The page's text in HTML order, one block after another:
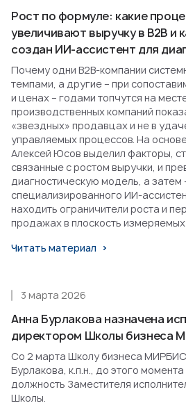
Рост по формуле: какие
увеличивают выручку в B2B и
создан ИИ-ассистент для
Почему одни B2B-компании
темпами, а другие – при
и ценах – годами топчутся на
производственных компаний
«звездных» продавцах и не в
управляемых процессов. На
Алексей Юсов выделил факторы,
связанные с ростом выручки, и
диагностическую модель, а затем
специализированного ИИ-
находить ограничители роста и
продажах в плоскость
Читать материал
Анна Бурлакова назначена
директором Школы бизнеса
3 марта 2026
Со 2 марта Школу бизнеса МИРБИС
Бурлакова, к.п.н., до этого
должность Заместителя
Школы.